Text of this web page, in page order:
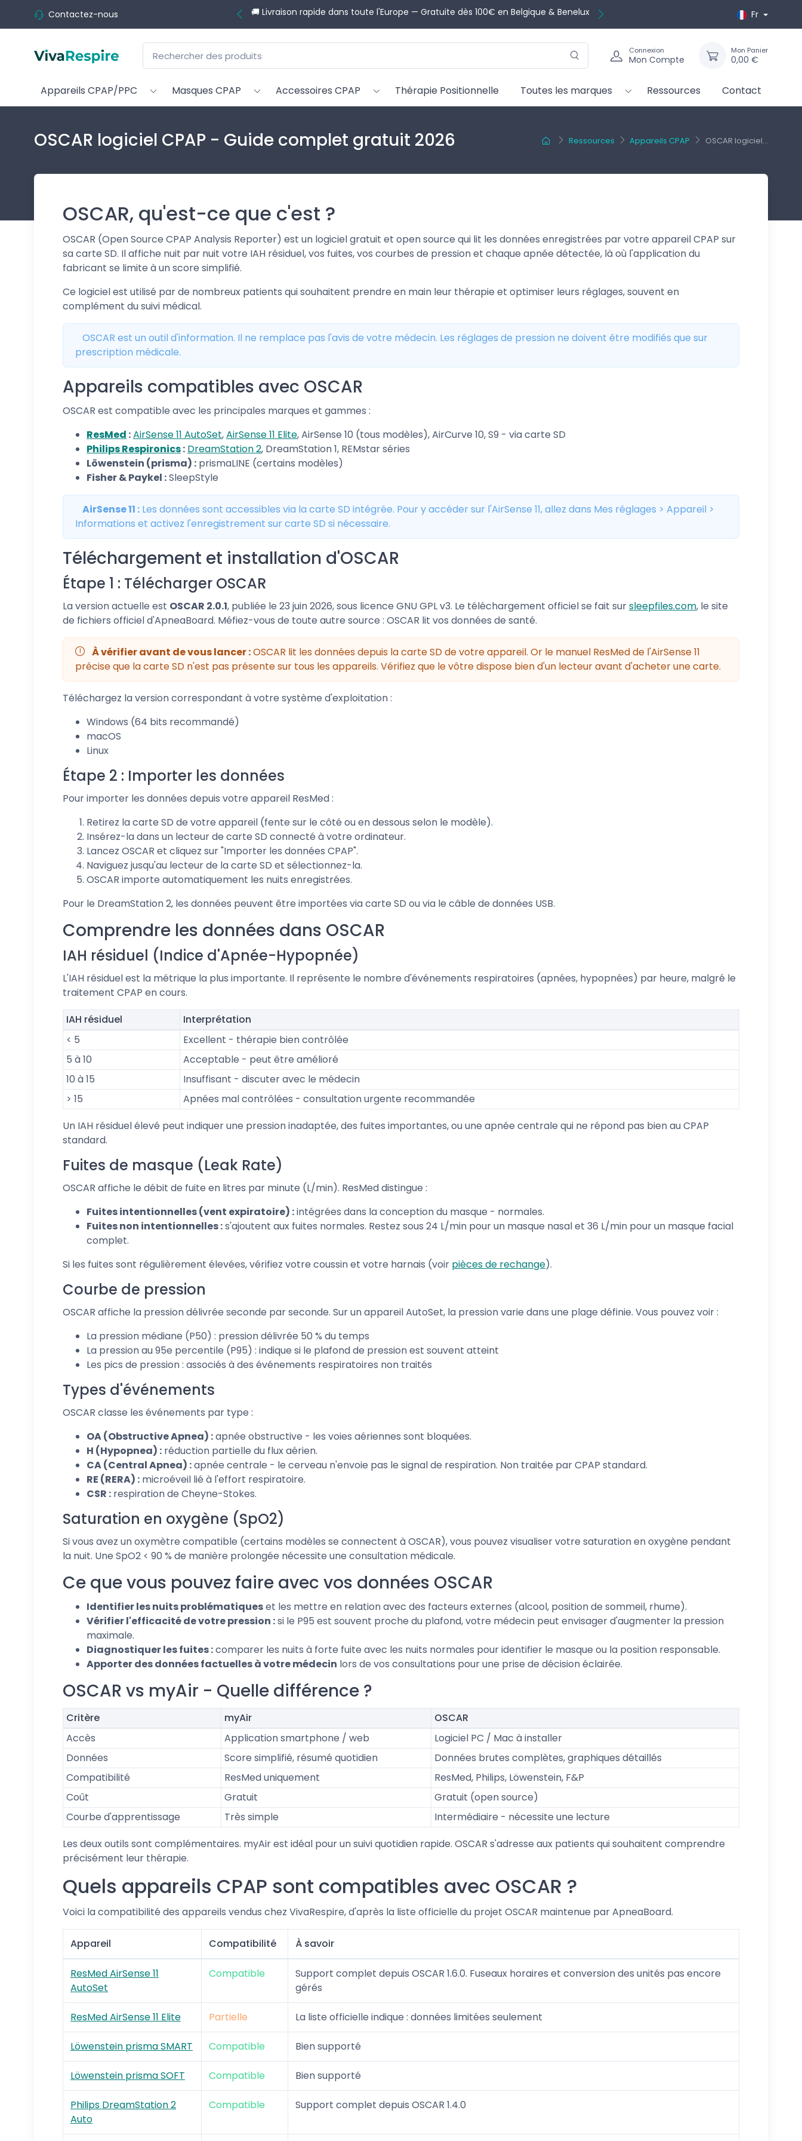
Contactez-nous 💬 Besoin d'aide pour choisir ? Nos conseillers CPAP vous guident gratuitement Fr
Connexion
Mon Compte
Mon Panier
0,00 €
Appareils CPAP/PPC Masques CPAP Accessoires CPAP Thérapie Positionnelle Toutes les marques Ressources Contact
Ressources Appareils CPAP OSCAR logiciel...
OSCAR logiciel CPAP - Guide complet gratuit 2026
OSCAR, qu'est-ce que c'est ?
OSCAR (Open Source CPAP Analysis Reporter) est un logiciel gratuit et open source qui lit les données enregistrées par votre appareil CPAP sur
sa carte SD. Il affiche nuit par nuit votre IAH résiduel, vos fuites, vos courbes de pression et chaque apnée détectée, là où l'application du
fabricant se limite à un score simplifié.
Ce logiciel est utilisé par de nombreux patients qui souhaitent prendre en main leur thérapie et optimiser leurs réglages, souvent en
complément du suivi médical.
OSCAR est un outil d'information. Il ne remplace pas l'avis de votre médecin. Les réglages de pression ne doivent être modifiés que sur
prescription médicale.
Appareils compatibles avec OSCAR
OSCAR est compatible avec les principales marques et gammes :
ResMed :AirSense 11 AutoSet,AirSense 11 Elite, AirSense 10 (tous modèles), AirCurve 10, S9 - via carte SD
Philips Respironics: DreamStation 2, DreamStation 1, REMstar séries
Löwenstein (prisma) : prismaLINE (certains modèles)
Fisher & Paykel :SleepStyle
AirSense 11 : Les données sont accessibles via la carte SD intégrée. Pour y accéder sur l'AirSense 11, allez dans Mes réglages > Appareil >
Informations et activez l'enregistrement sur carte SD si nécessaire.
Téléchargement et installation d'OSCAR
Étape 1 : Télécharger OSCAR
La version actuelle est OSCAR 2.0.1, publiée le 23 juin 2026, sous licence GNU GPL v3. Le téléchargement officiel se fait sursleepfiles.com, le site
de fichiers officiel d'ApneaBoard. Méfiez-vous de toute autre source : OSCAR lit vos données de santé.
À vérifier avant de vous lancer :OSCAR lit les données depuis la carte SD de votre appareil. Or le manuel ResMed de l'AirSense 11
précise que la carte SD n'est pas présente sur tous les appareils. Vérifiez que le vôtre dispose bien d'un lecteur avant d'acheter une carte.
Téléchargez la version correspondant à votre système d'exploitation :
Windows (64 bits recommandé)
macOS
Linux
Étape 2 : Importer les données
Pour importer les données depuis votre appareil ResMed :
Retirez la carte SD de votre appareil (fente sur le côté ou en dessous selon le modèle).
Insérez-la dans un lecteur de carte SD connecté à votre ordinateur.
Lancez OSCAR et cliquez sur "Importer les données CPAP".
Naviguez jusqu'au lecteur de la carte SD et sélectionnez-la.
OSCAR importe automatiquement les nuits enregistrées.
Pour le DreamStation 2, les données peuvent être importées via carte SD ou via le câble de données USB.
Comprendre les données dans OSCAR
IAH résiduel (Indice d'Apnée-Hypopnée)
L'IAH résiduel est la métrique la plus importante. Il représente le nombre d'événements respiratoires (apnées, hypopnées) par heure, malgré le
traitement CPAP en cours.
IAH résiduel
Interprétation
< 5
Excellent - thérapie bien contrôlée
5 à 10
Acceptable - peut être amélioré
10 à 15
Insuffisant - discuter avec le médecin
> 15
Apnées mal contrôlées - consultation urgente recommandée
Un IAH résiduel élevé peut indiquer une pression inadaptée, des fuites importantes, ou une apnée centrale qui ne répond pas bien au CPAP
standard.
Fuites de masque (Leak Rate)
OSCAR affiche le débit de fuite en litres par minute (L/min). ResMed distingue :
Fuites intentionnelles (vent expiratoire) :intégrées dans la conception du masque - normales.
Fuites non intentionnelles :s'ajoutent aux fuites normales. Restez sous 24 L/min pour un masque nasal et 36 L/min pour un masque facial
complet.
Si les fuites sont régulièrement élevées, vérifiez votre coussin et votre harnais (voir pièces de rechange).
Courbe de pression
OSCAR affiche la pression délivrée seconde par seconde. Sur un appareil AutoSet, la pression varie dans une plage définie. Vous pouvez voir :
La pression médiane (P50) : pression délivrée 50 % du temps
La pression au 95e percentile (P95) : indique si le plafond de pression est souvent atteint
Les pics de pression : associés à des événements respiratoires non traités
Types d'événements
OSCAR classe les événements par type :
OA (Obstructive Apnea) :apnée obstructive - les voies aériennes sont bloquées.
H (Hypopnea) : réduction partielle du flux aérien.
CA (Central Apnea) :apnée centrale - le cerveau n'envoie pas le signal de respiration. Non traitée par CPAP standard.
RE (RERA) : microéveil lié à l'effort respiratoire.
CSR : respiration de Cheyne-Stokes.
Saturation en oxygène (SpO2)
Si vous avez un oxymètre compatible (certains modèles se connectent à OSCAR), vous pouvez visualiser votre saturation en oxygène pendant
la nuit. Une SpO2 < 90 % de manière prolongée nécessite une consultation médicale.
Ce que vous pouvez faire avec vos données OSCAR
Identifier les nuits problématiqueset les mettre en relation avec des facteurs externes (alcool, position de sommeil, rhume).
Vérifier l'efficacité de votre pression :si le P95 est souvent proche du plafond, votre médecin peut envisager d'augmenter la pression
maximale.
Diagnostiquer les fuites :comparer les nuits à forte fuite avec les nuits normales pour identifier le masque ou la position responsable.
Apporter des données factuelles à votre médecin lors de vos consultations pour une prise de décision éclairée.
OSCAR vs myAir - Quelle différence ?
Critère myAir
OSCAR
Accès
Application smartphone / web
Logiciel PC / Mac à installer
Données
Score simplifié, résumé quotidien
Données brutes complètes, graphiques détaillés
Compatibilité
ResMed uniquement
ResMed, Philips, Löwenstein, F&P
Coût
Gratuit
Gratuit (open source)
Courbe d'apprentissage
Très simple
Intermédiaire - nécessite une lecture
Les deux outils sont complémentaires. myAir est idéal pour un suivi quotidien rapide. OSCAR s'adresse aux patients qui souhaitent comprendre
précisément leur thérapie.
Quels appareils CPAP sont compatibles avec OSCAR ?
Voici la compatibilité des appareils vendus chez VivaRespire, d'après la liste officielle du projet OSCAR maintenue par ApneaBoard.
Appareil Compatibilité À savoir
ResMed AirSense 11
AutoSet
Compatible
Support complet depuis OSCAR 1.6.0. Fuseaux horaires et conversion des unités pas encore
gérés
ResMed AirSense 11 Elite Partielle La liste officielle indique : données limitées seulement
Löwenstein prisma SMART Compatible Bien supporté
Löwenstein prisma SOFT Compatible Bien supporté
Philips DreamStation 2
Auto
Compatible Support complet depuis OSCAR 1.4.0